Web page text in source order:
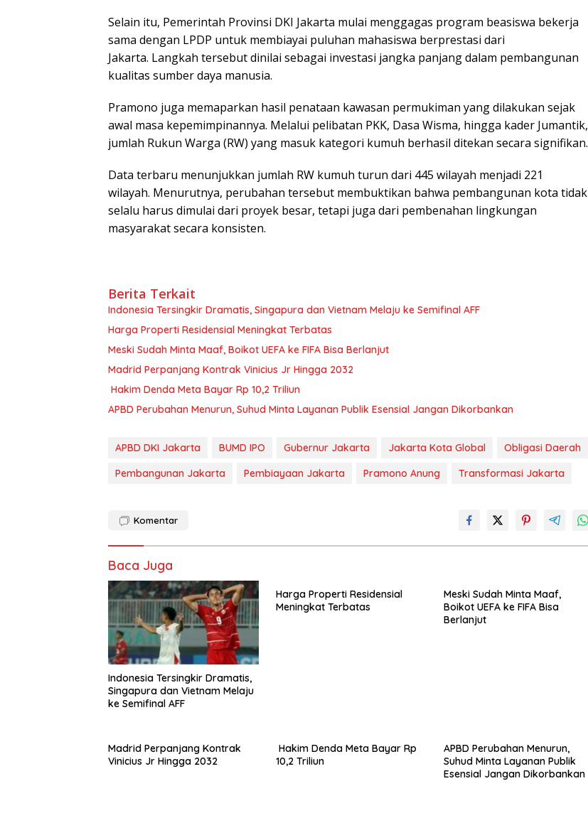
Selain itu, Pemerintah Provinsi DKI Jakarta mulai menggagas program beasiswa bekerja
sama dengan LPDP untuk membiayai puluhan mahasiswa berprestasi dari
Jakarta. Langkah tersebut dinilai sebagai investasi jangka panjang dalam pembangunan
kualitas sumber daya manusia.
Pramono juga memaparkan hasil penataan kawasan permukiman yang dilakukan sejak
awal masa kepemimpinannya. Melalui pelibatan PKK, Dasa Wisma, hingga kader Jumantik,
jumlah Rukun Warga (RW) yang masuk kategori kumuh berhasil ditekan secara signifikan.
Data terbaru menunjukkan jumlah RW kumuh turun dari 445 wilayah menjadi 221
wilayah. Menurutnya, perubahan tersebut membuktikan bahwa pembangunan kota tidak
selalu harus dimulai dari proyek besar, tetapi juga dari pembenahan lingkungan
masyarakat secara konsisten.
Berita Terkait
Indonesia Tersingkir Dramatis, Singapura dan Vietnam Melaju ke Semifinal AFF
Harga Properti Residensial Meningkat Terbatas
Meski Sudah Minta Maaf, Boikot UEFA ke FIFA Bisa Berlanjut
Madrid Perpanjang Kontrak Vinicius Jr Hingga 2032
Hakim Denda Meta Bayar Rp 10,2 Triliun
APBD Perubahan Menurun, Suhud Minta Layanan Publik Esensial Jangan Dikorbankan
APBD DKI Jakarta BUMD IPO Gubernur Jakarta Jakarta Kota Global
Obligasi Daerah
Pembangunan Jakarta
Pembiayaan Jakarta Pramono Anung Transformasi Jakarta
Komentar
Baca Juga
Indonesia Tersingkir Dramatis,
Singapura dan Vietnam Melaju
ke Semifinal AFF
Harga Properti Residensial
Meningkat Terbatas
Meski Sudah Minta Maaf,
Boikot UEFA ke FIFA Bisa
Berlanjut
Madrid Perpanjang Kontrak
Vinicius Jr Hingga 2032
Hakim Denda Meta Bayar Rp
10,2 Triliun
APBD Perubahan Menurun,
Suhud Minta Layanan Publik
Esensial Jangan Dikorbankan